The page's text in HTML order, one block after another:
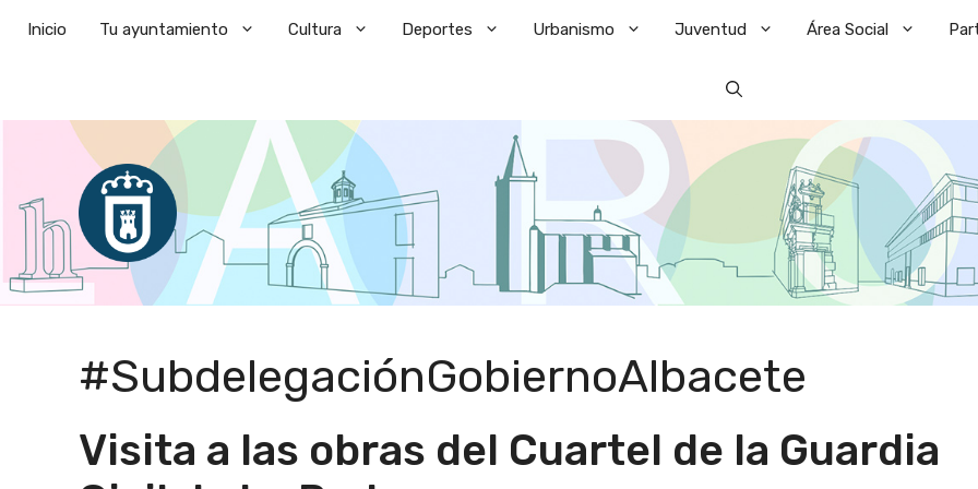
Inicio Tu ayuntamiento Cultura Deportes Urbanismo Juventud Área Social
#SubdelegaciónGobiernoAlbacete
Visita a las obras del Cuartel de la Guardia